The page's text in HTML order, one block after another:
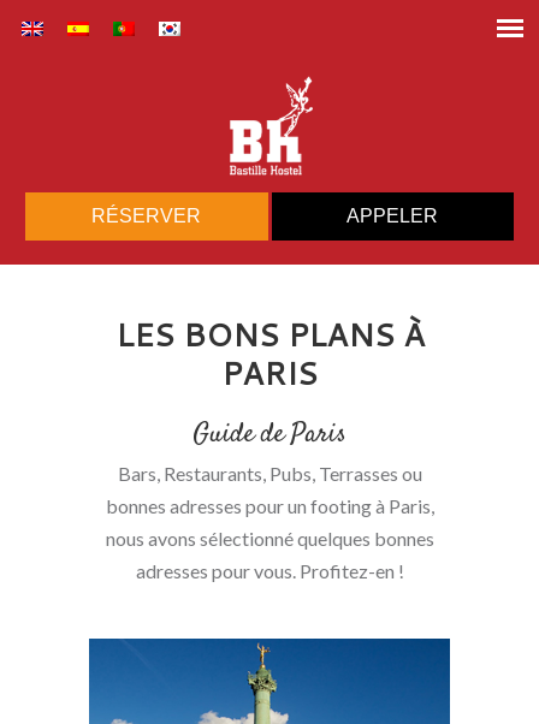
RÉSERVER APPELER
LES BONS PLANS À
PARIS
Guide de Paris
Bars, Restaurants, Pubs, Terrasses ou
bonnes adresses pour un footing à Paris,
nous avons sélectionné quelques bonnes
adresses pour vous. Profitez-en !